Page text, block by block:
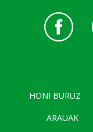
HONI BURUZ
ARAUAK